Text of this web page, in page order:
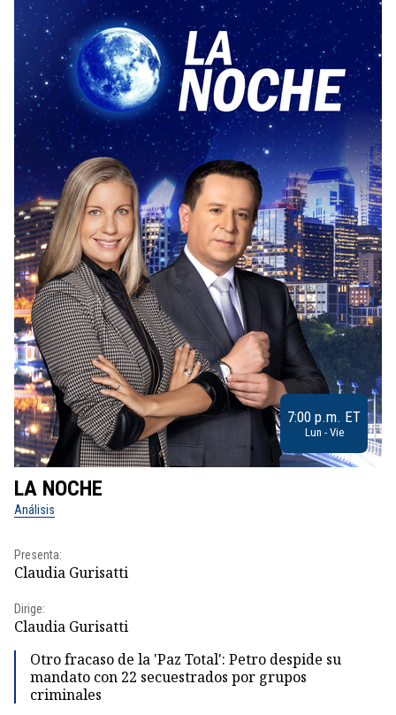
7:00 p.m. ET
Lun - Vie
LA NOCHE
Análisis
Presenta:
Claudia Gurisatti
Dirige:
Claudia Gurisatti
Otro fracaso de la 'Paz Total': Petro despide su
mandato con 22 secuestrados por grupos
criminales